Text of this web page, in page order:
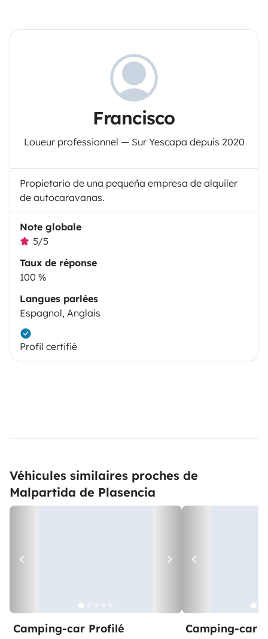
Francisco
Loueur professionnel — Sur Yescapa depuis 2020
Propietario de una pequeña empresa de alquiler
de autocaravanas.
Note globale
5/5
Taux de réponse
100 %
Langues parlées
Espagnol, Anglais
Profil certifié
Véhicules similaires proches de
Malpartida de Plasencia
Camping-car Profilé Camping-car